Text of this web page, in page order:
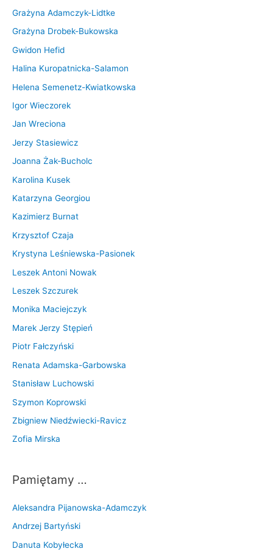
Grażyna Adamczyk-Lidtke
Grażyna Drobek-Bukowska
Gwidon Hefid
Halina Kuropatnicka-Salamon
Helena Semenetz-Kwiatkowska
Igor Wieczorek
Jan Wreciona
Jerzy Stasiewicz
Joanna Żak-Bucholc
Karolina Kusek
Katarzyna Georgiou
Kazimierz Burnat
Krzysztof Czaja
Krystyna Leśniewska-Pasionek
Leszek Antoni Nowak
Leszek Szczurek
Monika Maciejczyk
Marek Jerzy Stępień
Piotr Fałczyński
Renata Adamska-Garbowska
Stanisław Luchowski
Szymon Koprowski
Zbigniew Niedźwiecki-Ravicz
Zofia Mirska
Pamiętamy …
Aleksandra Pijanowska-Adamczyk
Andrzej Bartyński
Danuta Kobyłecka